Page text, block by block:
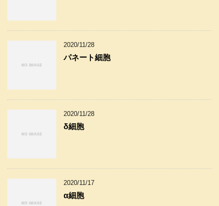
2020/11/28
パネート細胞
2020/11/28
δ細胞
2020/11/17
α細胞